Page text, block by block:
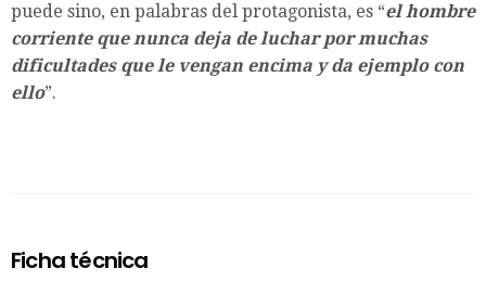
puede sino, en palabras del protagonista, es “el hombre
corriente que nunca deja de luchar por muchas
dificultades que le vengan encima y da ejemplo con
ello”.
Ficha técnica